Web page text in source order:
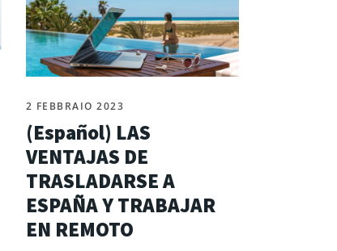
2 FEBBRAIO 2023
(Español) LAS
VENTAJAS DE
TRASLADARSE A
ESPAÑA Y TRABAJAR
EN REMOTO